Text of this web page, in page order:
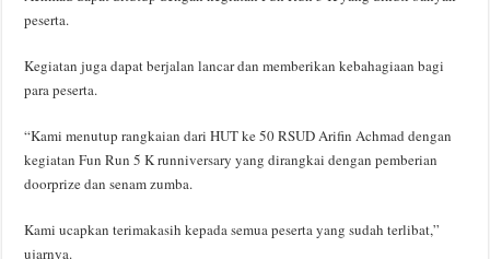
peserta.
Kegiatan juga dapat berjalan lancar dan memberikan kebahagiaan bagi
para peserta.
“Kami menutup rangkaian dari HUT ke 50 RSUD Arifin Achmad dengan
kegiatan Fun Run 5 K runniversary yang dirangkai dengan pemberian
doorprize dan senam zumba.
Kami ucapkan terimakasih kepada semua peserta yang sudah terlibat,”
ujarnya.